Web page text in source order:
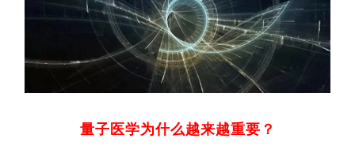
量子医学为什么越来越重要？